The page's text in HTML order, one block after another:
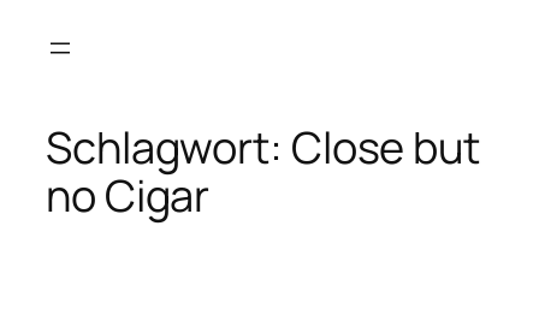
Inhalt
Schlagwort: Close but
no Cigar